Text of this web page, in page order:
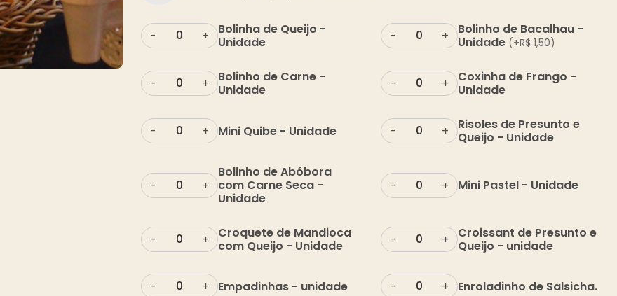
- +
Bolinha de Queijo -
Unidade
- +
Bolinho de Bacalhau -
Unidade (+R$ 1,50)
- +
Bolinho de Carne -
Unidade
- +
Coxinha de Frango -
Unidade
- + Mini Quibe - Unidade - +
Risoles de Presunto e
Queijo - Unidade
- +
Bolinho de Abóbora
com Carne Seca -
Unidade
- + Mini Pastel - Unidade
- +
Croquete de Mandioca
com Queijo - Unidade
- +
Croissant de Presunto e
Queijo - unidade
- + Empadinhas - unidade - + Enroladinho de Salsicha.